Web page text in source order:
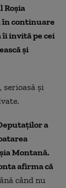
Roşia
în continuare
îi invită pe cei
şi
serioasă şi
a
Montană.
afirma că
când nu